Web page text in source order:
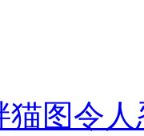
夜将其击毙
猫图令